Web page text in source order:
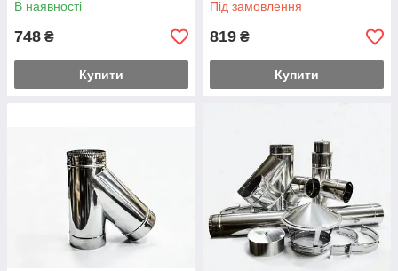
В наявності
748 ₴
Купити
Під замовлення
819 ₴
Купити